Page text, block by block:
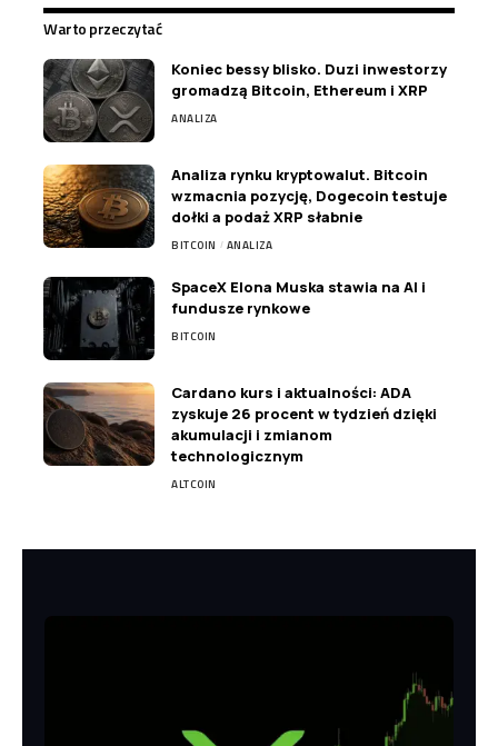
Warto przeczytać
Koniec bessy blisko. Duzi inwestorzy
gromadzą Bitcoin, Ethereum i XRP
ANALIZA
Analiza rynku kryptowalut. Bitcoin
wzmacnia pozycję, Dogecoin testuje
dołki a podaż XRP słabnie
BITCOIN ANALIZA
SpaceX Elona Muska stawia na AI i
fundusze rynkowe
BITCOIN
Cardano kurs i aktualności: ADA
zyskuje 26 procent w tydzień dzięki
akumulacji i zmianom
technologicznym
ALTCOIN